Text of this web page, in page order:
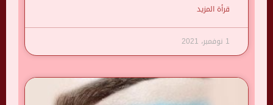
قرأة المزيد
1 نوفمبر، 2021